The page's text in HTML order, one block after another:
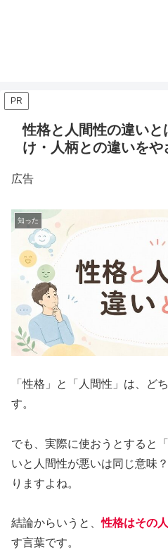
PR
性格と人間性の違い
け・人柄との違いをや
広告
知った
「性格」と「人間性」は、ど
す。
でも、実際に使おうとすると
いと人間性が悪いは同じ意味
りますよね。
結論からいうと、性格はその
す言葉です。